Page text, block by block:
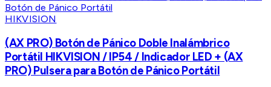
HIKVISION
(AX PRO) Botón de Pánico Doble Inalámbrico
Portátil HIKVISION / IP54 / Indicador LED + (AX
PRO) Pulsera para Botón de Pánico Portátil